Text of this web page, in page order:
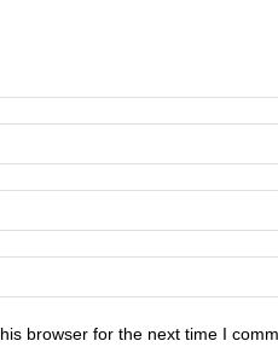
browser for the next time I